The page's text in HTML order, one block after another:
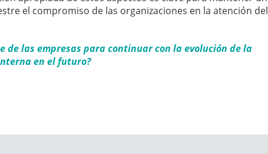
el compromiso de las organizaciones en la atención del
de las empresas para continuar con la evolución de la
en el futuro?